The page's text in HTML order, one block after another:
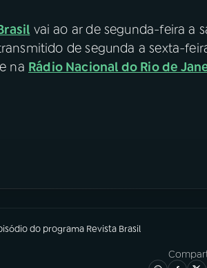
vai ao ar de segunda-feira a
de segunda a sexta-
e na Rádio Nacional do Rio de
do programa Revista Brasil